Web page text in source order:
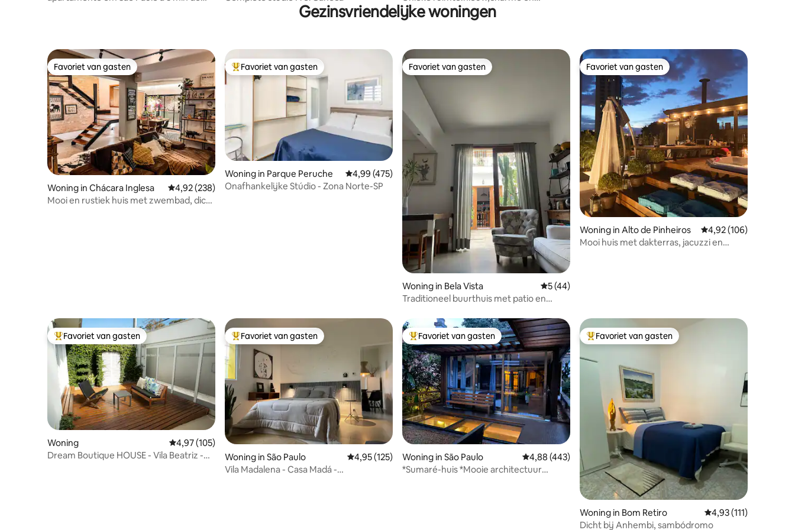
technologie/Linda View
Gezinsvriendelijke woningen
Favoriet van gasten
Favoriet van gasten
Woning in Chácara Inglesa Gemiddelde beoordeling van 4,92 op 5, 238 recensies
4,92 (238)
Mooi en rustiek huis met zwembad, dicht
Topfavoriet van gasten
Favoriet van gasten
Woning in Parque Peruche Gemiddelde beoordeling van 4,99 op 5, 475 recensies
4,99 (475)
Onafhankelijke Stúdio - Zona Norte-SP
Favoriet van gasten
Favoriet van gasten
Woning in Bela Vista Gemiddelde beoordeling van 5 op 5, 44 recensies
5 (44)
Traditioneel buurthuis met patio en
Favoriet van gasten
Favoriet van gasten
Woning in Alto de Pinheiros Gemiddelde
4,92 (106)
Mooi huis met dakterras, jacuzzi en
Topfavoriet van gasten
Favoriet van gasten
Woning Gemiddelde beoordeling van 4,97 op 5, 105 recensies
4,97 (105)
Dream Boutique HOUSE - Vila Beatriz -
Topfavoriet van gasten
Favoriet van gasten
Woning in São Paulo Gemiddelde beoordeling van 4,95 op 5, 125 recensies
4,95 (125)
Vila Madalena - Casa Madá -
Topfavoriet van gasten
Favoriet van gasten
Woning in São Paulo Gemiddelde beoordeling van 4,88 op 5, 443 recensies
4,88 (443)
*Sumaré-huis *Mooie architectuur
Topfavoriet van gasten
Favoriet van gasten
Woning in Bom Retiro Gemiddelde
4,93 (111)
Dicht bij Anhembi, sambódromo